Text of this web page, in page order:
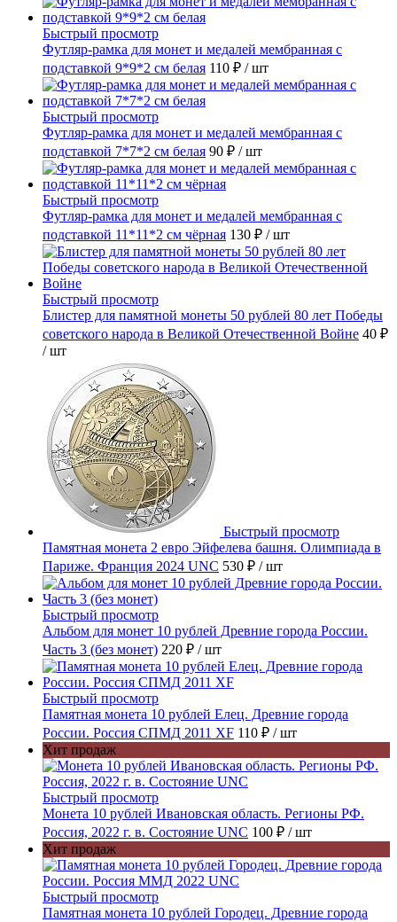
Быстрый просмотр
Футляр-рамка для монет и медалей мембранная с
подставкой 9*9*2 см белая 110 ₽ / шт
Быстрый просмотр
Футляр-рамка для монет и медалей мембранная с
подставкой 7*7*2 см белая 90 ₽ / шт
Быстрый просмотр
Футляр-рамка для монет и медалей мембранная с
подставкой 11*11*2 см чёрная 130 ₽ / шт
Быстрый просмотр
Блистер для памятной монеты 50 рублей 80 лет Победы
советского народа в Великой Отечественной Войне 40 ₽
/ шт
Быстрый просмотр
Памятная монета 2 евро Эйфелева башня. Олимпиада в
Париже. Франция 2024 UNC 530 ₽ / шт
Быстрый просмотр
Альбом для монет 10 рублей Древние города России.
Часть 3 (без монет) 220 ₽ / шт
Быстрый просмотр
Памятная монета 10 рублей Елец. Древние города
России. Россия СПМД 2011 XF 110 ₽ / шт
Хит продаж
Быстрый просмотр
Монета 10 рублей Ивановская область. Регионы РФ.
Россия, 2022 г. в. Состояние UNC 100 ₽ / шт
Хит продаж
Быстрый просмотр
Памятная монета 10 рублей Городец. Древние города